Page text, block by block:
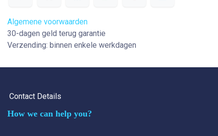
Algemene voorwaarden
30-dagen geld terug garantie
Verzending: binnen enkele werkdagen
Contact Details
How we can help you?